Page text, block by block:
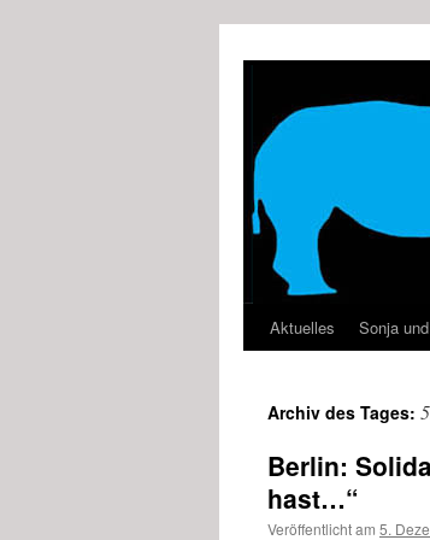
Aktuelles Sonja
Archiv des Tages:
Berlin:
hast…“
Veröffentlicht am 5.